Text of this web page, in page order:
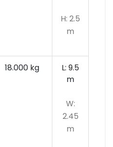
H: 2.5
m
18.000 kg
L: 9.5
m
W:
2.45
m